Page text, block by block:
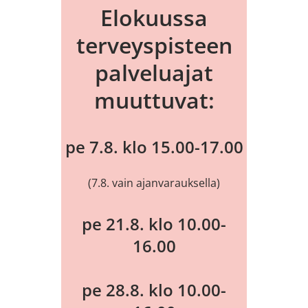
Elokuussa
terveyspisteen
palveluajat
muuttuvat:
pe 7.8. klo 15.00-17.00
(7.8. vain ajanvarauksella)
pe 21.8. klo 10.00-
16.00
pe 28.8. klo 10.00-